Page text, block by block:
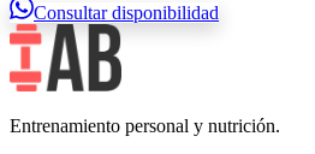
Consultar disponibilidad
Entrenamiento personal y nutrición.